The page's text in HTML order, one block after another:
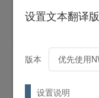
发动。从卡组将1张
后台运行龙
星 /ATK:1600 /
设置文本翻译
版本
设置说明